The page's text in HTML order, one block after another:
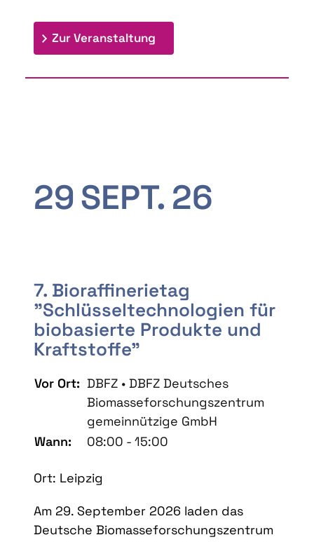
Zur Veranstaltung
29SEPT. 26
7. Bioraffinerietag
"Schlüsseltechnologien für
biobasierte Produkte und
Kraftstoffe"
Vor Ort: DBFZ • DBFZ Deutsches
Biomasseforschungszentrum
gemeinnützige GmbH
Wann:
08:00 - 15:00
Ort: Leipzig
Am 29. September 2026 laden das
Deutsche Biomasseforschungszentrum